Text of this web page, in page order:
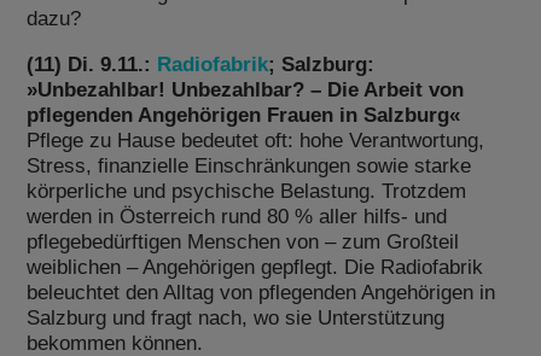
dazu?
(11) Di. 9.11.: Radiofabrik; Salzburg:
»Unbezahlbar! Unbezahlbar? – Die Arbeit von
pflegenden Angehörigen Frauen in Salzburg«
Pflege zu Hause bedeutet oft: hohe Verantwortung,
Stress, finanzielle Einschränkungen sowie starke
körperliche und psychische Belastung. Trotzdem
werden in Österreich rund 80 % aller hilfs- und
pflegebedürftigen Menschen von – zum Großteil
weiblichen – Angehörigen gepflegt. Die Radiofabrik
beleuchtet den Alltag von pflegenden Angehörigen in
Salzburg und fragt nach, wo sie Unterstützung
bekommen können.